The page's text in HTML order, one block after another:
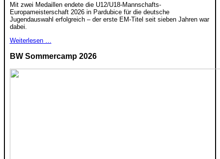
Mit zwei Medaillen endete die U12/U18-Mannschafts-
Europameisterschaft 2026 in Pardubice für die deutsche
Jugendauswahl erfolgreich – der erste EM-Titel seit sieben Jahren war
dabei.
Weiterlesen …
BW Sommercamp 2026